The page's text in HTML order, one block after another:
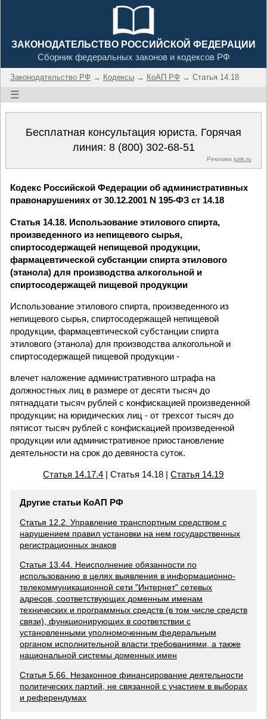
ЗАКОНОДАТЕЛЬСТВО РОССИЙСКОЙ ФЕДЕРАЦИИ
Сборник федеральных законов и кодексов РФ
Законодательство РФ → Кодексы → КоАП РФ → Статья 14.18
☰
Бесплатная консультация юриста. Горячая
линия: 8 (800) 302-68-51
Реклама jurik.ru
Кодекс Российской Федерации об административных
правонарушениях от 30.12.2001 N 195-ФЗ ст 14.18
Статья 14.18. Использование этилового спирта,
произведенного из непищевого сырья,
спиртосодержащей непищевой продукции,
фармацевтической субстанции спирта этилового
(этанола) для производства алкогольной и
спиртосодержащей пищевой продукции
Использование этилового спирта, произведенного из
непищевого сырья, спиртосодержащей непищевой
продукции, фармацевтической субстанции спирта
этилового (этанола) для производства алкогольной и
спиртосодержащей пищевой продукции -
влечет наложение административного штрафа на
должностных лиц в размере от десяти тысяч до
пятнадцати тысяч рублей с конфискацией произведенной
продукции; на юридических лиц - от трехсот тысяч до
пятисот тысяч рублей с конфискацией произведенной
продукции или административное приостановление
деятельности на срок до девяноста суток.
Статья 14.17.4 | Статья 14.18 |Статья 14.19
Другие статьи КоАП РФ
Статья 12.2. Управление транспортным средством с
нарушением правил установки на нем государственных
регистрационных знаков
Статья 13.44. Неисполнение обязанности по
использованию в целях выявления в информационно-
телекоммуникационной сети "Интернет" сетевых
адресов, соответствующих доменным именам
технических и программных средств (в том числе средств
связи), функционирующих в соответствии с
установленными уполномоченным федеральным
органом исполнительной власти требованиями, а также
национальной системы доменных имен
Статья 5.66. Незаконное финансирование деятельности
политических партий, не связанной с участием в выборах
и референдумах